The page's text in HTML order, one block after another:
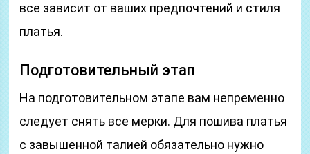
все зависит от ваших предпочтений и стиля
платья.
Подготовительный этап
На подготовительном этапе вам непременно
следует снять все мерки. Для пошива платья
с завышенной талией обязательно нужно